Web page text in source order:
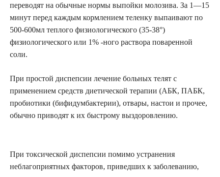
переводят на обычные нормы выпойки молозива. За 1—15
минут перед каждым кормлением теленку выпаивают по
500-600мл теплого физиологического (35-38°)
физиологического или 1% -ного раствора поваренной
соли.
При простой диспепсии лечение больных телят с
применением средств диетической терапии (АБК, ПАБК,
пробиотики (бифидумбактерии), отвары, настои и прочее,
обычно приводят к их быстрому выздоровлению.
При токсической диспепсии помимо устранения
неблагоприятных факторов, приведших к заболеванию,